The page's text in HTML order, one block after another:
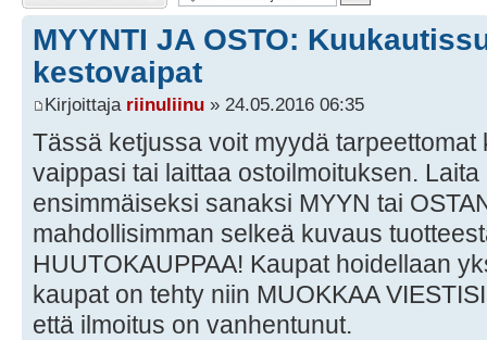
MYYNTI JA OSTO:
kestovaipat
Kirjoittaja riinuliinu » 24.05.2016 06:35
Tässä ketjussa voit myydä
vaippasi tai laittaa ostoilmoituksen.
ensimmäiseksi sanaksi MYYN tai
mahdollisimman selkeä kuvaus
HUUTOKAUPPAA! Kaupat hoidellaan
kaupat on tehty niin MUOKKAA
että ilmoitus on vanhentunut.